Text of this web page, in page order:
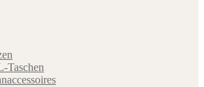
Taschen